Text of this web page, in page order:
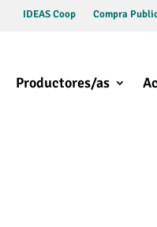
IDEAS Coop Compra
Productores/as